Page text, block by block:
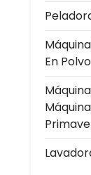
En Polvo